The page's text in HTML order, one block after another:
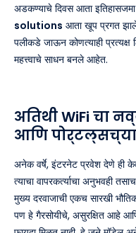
अडकण्याचे दिवस आता
solutions आता खूप प्रगत
पलीकडे जाऊन कोणत्याही
महत्त्वाचे साधन बनले आहेत.
अतिथी WiFi चा
आणि
अनेक वर्षे, इंटरनेट प्रवेश देणे ही
त्याचा वापरकर्त्याचा अनुभवही
मुख्य दरवाजाची एकच सारखी
पण हे गैरसोयीचे, असुरक्षित आहे